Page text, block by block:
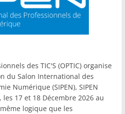
des TIC'S (OPTIC) organise
du Salon International des
Numérique (SIPEN), SIPEN
les 17 et 18 Décembre 2026 au
logique que les